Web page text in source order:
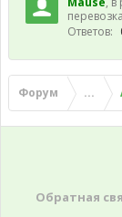
Ответов:
Форум ...
Обратная